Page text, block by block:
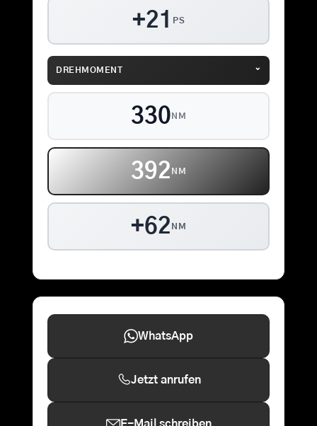
+21 PS
DREHMOMENT ⌄
330 NM
392 NM
+62 NM
WhatsApp
Jetzt anrufen
E-Mail schreiben